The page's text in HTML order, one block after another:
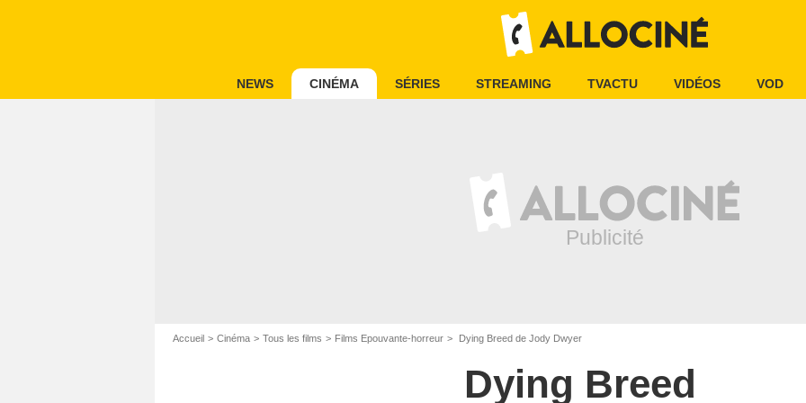
NEWS CINÉMA SÉRIES STREAMING TVACTU VIDÉOS VOD
Accueil Cinéma Tous les films Films Epouvante-horreur Dying Breed de Jody Dwyer
Dying Breed